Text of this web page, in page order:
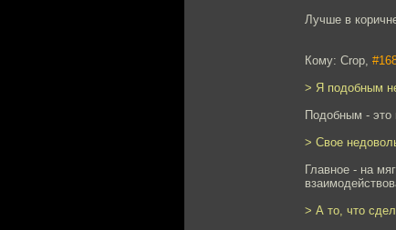
Лучше в
Кому: Crop,
> Я подобным
Подобным - это
> Свое
Главное - на
> А то, что